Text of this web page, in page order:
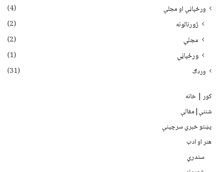
ورځپاڼې او مجلې
(4)
ژورنالونه
(2)
مجلې
(2)
ورځپاڼې
(1)
وردګ
(31)
کور | خانه
شننې|مقالې
پښتو خبري سرچينې
هنر او ادب
سندرې